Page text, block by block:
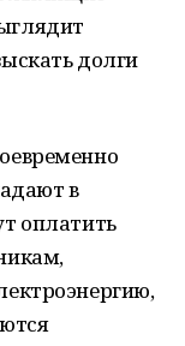
долги
в
оплатить